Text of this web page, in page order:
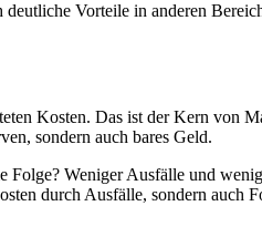
Vorteile in anderen
Kosten. Das ist der Kern von
sondern auch bares Geld.
Weniger Ausfälle und
durch Ausfälle, sondern auch